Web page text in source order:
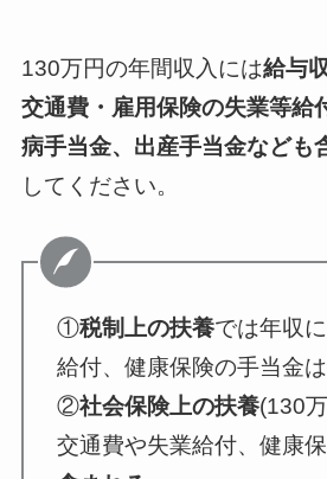
130万円の年間収入には給与
交通費・雇用保険の失業等給
病手当金、出産手当金なども
してください。
①税制上の扶養では年収
給付、健康保険の手当金は
②社会保険上の扶養(130
交通費や失業給付、健康